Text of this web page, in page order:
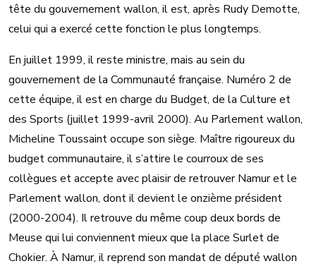
tête du gouvernement wallon, il est, après Rudy Demotte,
celui qui a exercé cette fonction le plus longtemps.
En juillet 1999, il reste ministre, mais au sein du
gouvernement de la Communauté française. Numéro 2 de
cette équipe, il est en charge du Budget, de la Culture et
des Sports (juillet 1999-avril 2000). Au Parlement wallon,
Micheline Toussaint occupe son siège. Maître rigoureux du
budget communautaire, il s’attire le courroux de ses
collègues et accepte avec plaisir de retrouver Namur et le
Parlement wallon, dont il devient le onzième président
(2000-2004). Il retrouve du même coup deux bords de
Meuse qui lui conviennent mieux que la place Surlet de
Chokier. À Namur, il reprend son mandat de député wallon